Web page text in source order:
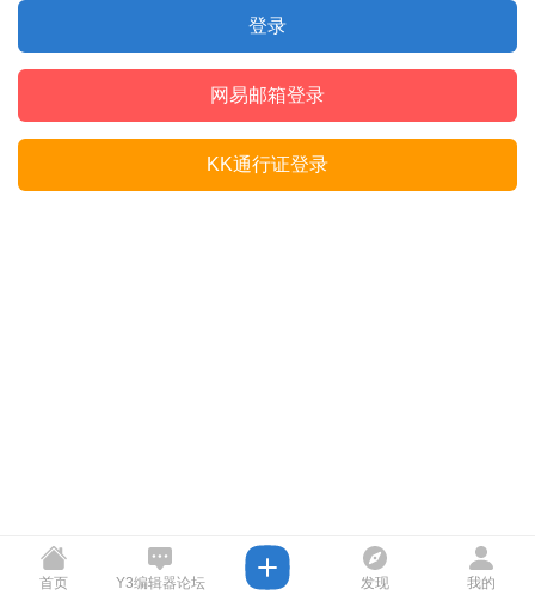
登录
网易邮箱登录
KK通行证登录
首页 Y3编辑器论坛 发现 我的